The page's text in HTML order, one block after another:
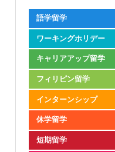
語学留学
ワーキングホリデー
キャリアアップ留学
フィリピン留学
インターンシップ
休学留学
短期留学